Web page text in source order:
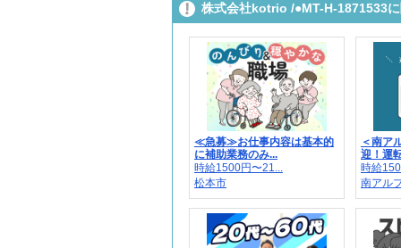
株式会社kotrio /●MT-H-1871533
≪急募≫お仕事内容は基本的
に補助業務のみ...
時給1500円〜21...
松本市
＜南ア
迎！運
時給
南アル